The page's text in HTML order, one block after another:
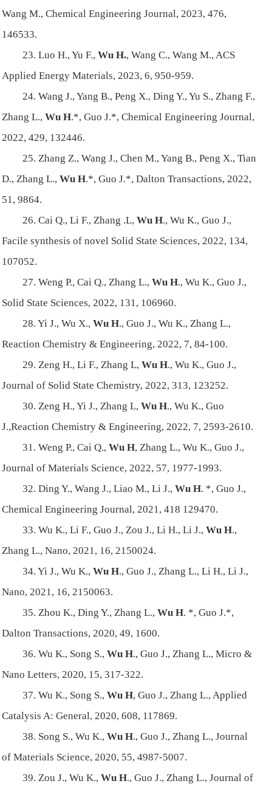
Wang M., Chemical Engineering Journal, 2023, 476,
146533.
23. Luo H., Yu F.,Wu H., Wang C., Wang M., ACS
Applied Energy Materials, 2023, 6, 950-959.
24. Wang J., Yang B., Peng X., Ding Y., Yu S., Zhang F.,
Zhang L.,Wu H.*, Guo J.*, Chemical Engineering Journal,
2022, 429, 132446.
25. Zhang Z., Wang J., Chen M., Yang B., Peng X., Tian
D., Zhang L.,Wu H.*, Guo J.*, Dalton Transactions, 2022,
51, 9864.
26. Cai Q., Li F., Zhang .L,Wu H., Wu K., Guo J.,
Facile synthesis of novel Solid State Sciences, 2022, 134,
107052.
27. Weng P., Cai Q., Zhang L.,Wu H., Wu K., Guo J.,
Solid State Sciences, 2022, 131, 106960.
28. Yi J., Wu X.,Wu H., Guo J., Wu K., Zhang L.,
Reaction Chemistry & Engineering, 2022, 7, 84-100.
29. Zeng H., Li F., Zhang L,Wu H., Wu K., Guo J.,
Journal of Solid State Chemistry, 2022, 313, 123252.
30. Zeng H., Yi J., Zhang L,Wu H., Wu K., Guo
J.,Reaction Chemistry & Engineering, 2022, 7, 2593-2610.
31. Weng P., Cai Q.,Wu H, Zhang L., Wu K., Guo J.,
Journal of Materials Science, 2022, 57, 1977-1993.
32. Ding Y., Wang J., Liao M., Li J.,Wu H. *, Guo J.,
Chemical Engineering Journal, 2021, 418 129470.
33. Wu K., Li F., Guo J., Zou J., Li H., Li J.,Wu H.,
Zhang L., Nano, 2021, 16, 2150024.
34. Yi J., Wu K.,Wu H., Guo J., Zhang L., Li H., Li J.,
Nano, 2021, 16, 2150063.
35. Zhou K., Ding Y., Zhang L.,Wu H. *, Guo J.*,
Dalton Transactions, 2020, 49, 1600.
36. Wu K., Song S.,Wu H., Guo J., Zhang L., Micro &
Nano Letters, 2020, 15, 317-322.
37. Wu K., Song S.,Wu H, Guo J., Zhang L., Applied
Catalysis A: General, 2020, 608, 117869.
38. Song S., Wu K.,Wu H., Guo J., Zhang L., Journal
of Materials Science, 2020, 55, 4987-5007.
39. Zou J., Wu K.,Wu H., Guo J., Zhang L., Journal of